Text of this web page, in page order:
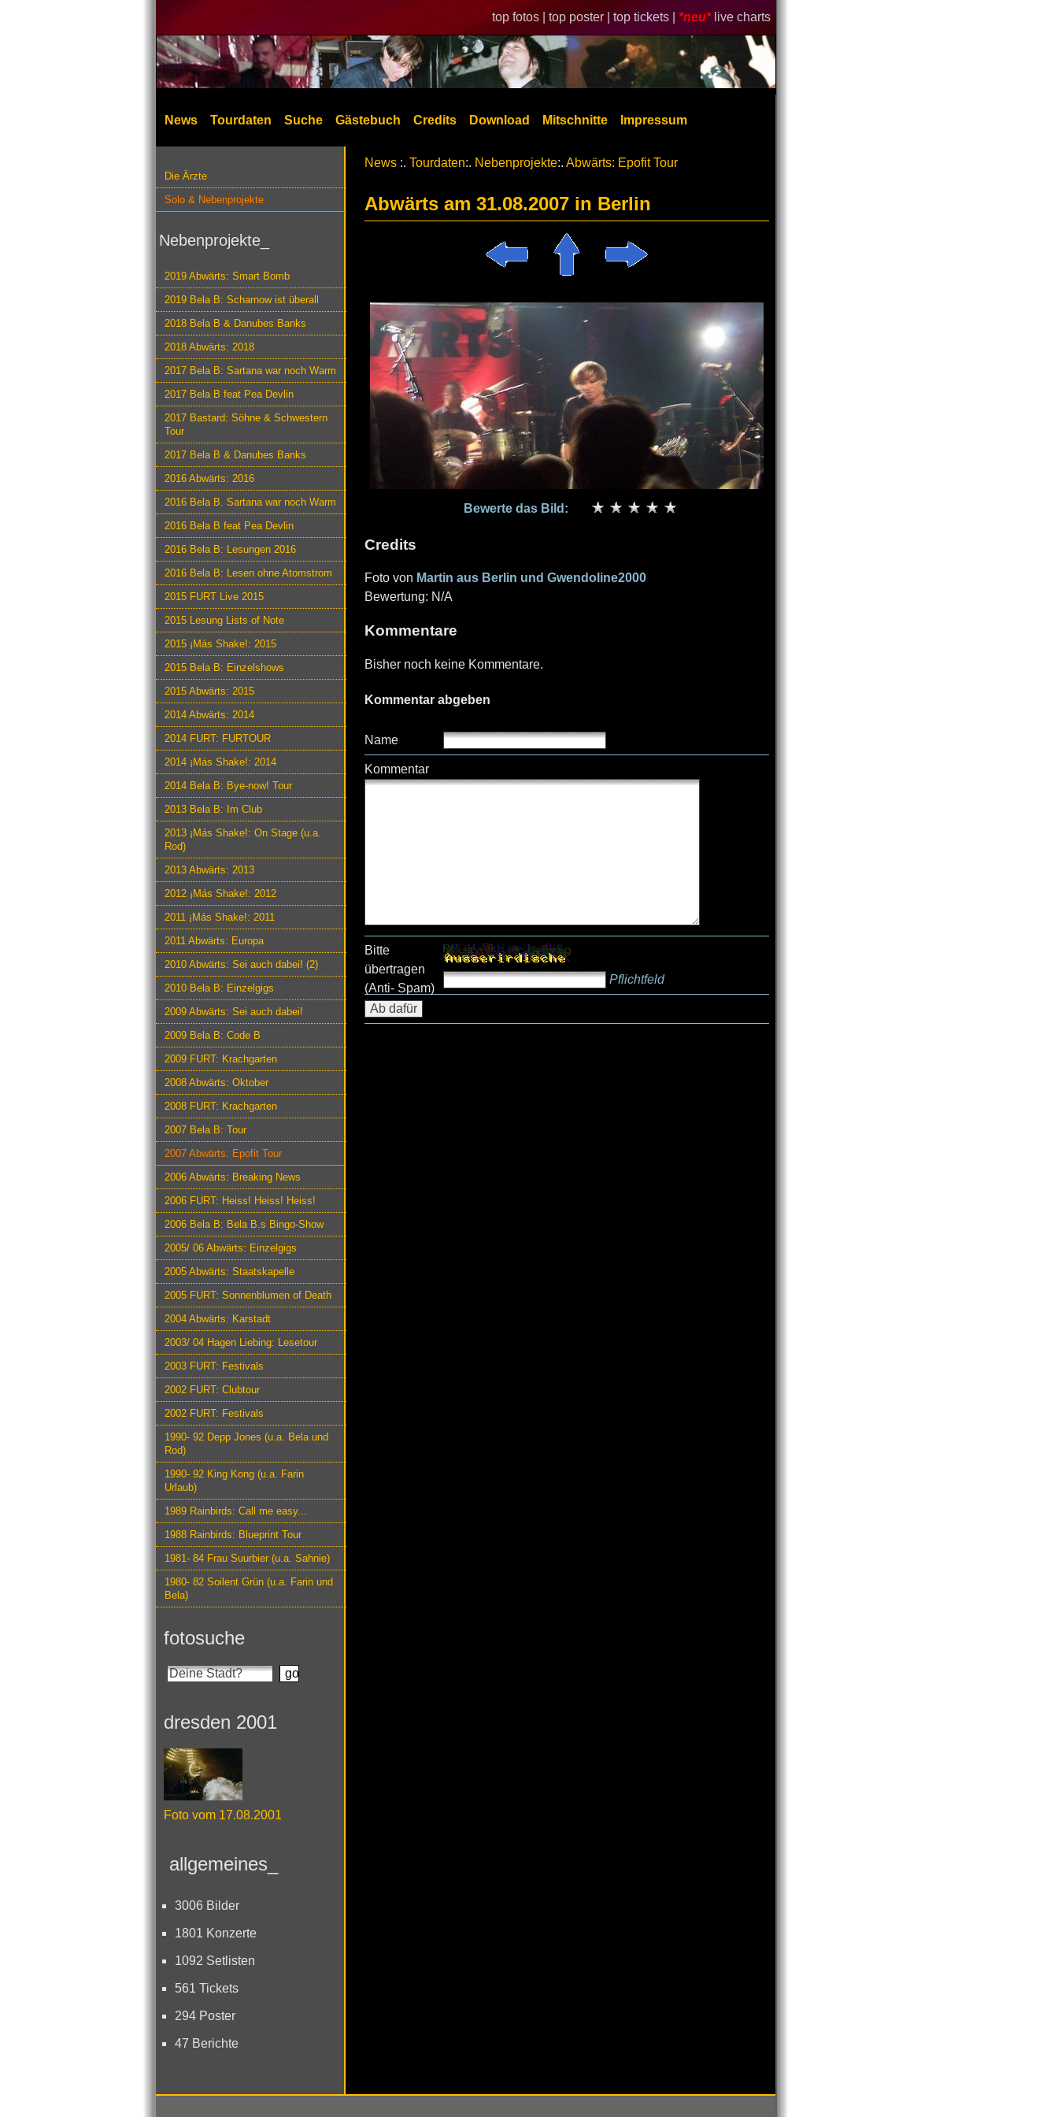
top fotos | top poster | top tickets | *neu* live charts
News Tourdaten Suche Gästebuch Credits Download Mitschnitte Impressum
Die Ärzte
Solo & Nebenprojekte
Nebenprojekte_
2019 Abwärts: Smart Bomb
2019 Bela B: Scharnow ist überall
2018 Bela B & Danubes Banks
2018 Abwärts: 2018
2017 Bela B: Sartana war noch Warm
2017 Bela B feat Pea Devlin
2017 Bastard: Söhne & Schwestern
Tour
2017 Bela B & Danubes Banks
2016 Abwärts: 2016
2016 Bela B. Sartana war noch Warm
2016 Bela B feat Pea Devlin
2016 Bela B: Lesungen 2016
2016 Bela B: Lesen ohne Atomstrom
2015 FURT Live 2015
2015 Lesung Lists of Note
2015 ¡Más Shake!: 2015
2015 Bela B: Einzelshows
2015 Abwärts: 2015
2014 Abwärts: 2014
2014 FURT: FURTOUR
2014 ¡Más Shake!: 2014
2014 Bela B: Bye-now! Tour
2013 Bela B: Im Club
2013 ¡Más Shake!: On Stage (u.a.
Rod)
2013 Abwärts: 2013
2012 ¡Más Shake!: 2012
2011 ¡Más Shake!: 2011
2011 Abwärts: Europa
2010 Abwärts: Sei auch dabei! (2)
2010 Bela B: Einzelgigs
2009 Abwärts: Sei auch dabei!
2009 Bela B: Code B
2009 FURT: Krachgarten
2008 Abwärts: Oktober
2008 FURT: Krachgarten
2007 Bela B: Tour
2007 Abwärts: Epofit Tour
2006 Abwärts: Breaking News
2006 FURT: Heiss! Heiss! Heiss!
2006 Bela B: Bela B.s Bingo-Show
2005/ 06 Abwärts: Einzelgigs
2005 Abwärts: Staatskapelle
2005 FURT: Sonnenblumen of Death
2004 Abwärts: Karstadt
2003/ 04 Hagen Liebing: Lesetour
2003 FURT: Festivals
2002 FURT: Clubtour
2002 FURT: Festivals
1990- 92 Depp Jones (u.a. Bela und
Rod)
1990- 92 King Kong (u.a. Farin
Urlaub)
1989 Rainbirds: Call me easy...
1988 Rainbirds: Blueprint Tour
1981- 84 Frau Suurbier (u.a. Sahnie)
1980- 82 Soilent Grün (u.a. Farin und
Bela)
fotosuche
dresden 2001
Foto vom 17.08.2001
allgemeines_
3006 Bilder
1801 Konzerte
1092 Setlisten
561 Tickets
294 Poster
47 Berichte
News :. Tourdaten:. Nebenprojekte:. Abwärts: Epofit Tour
Abwärts am 31.08.2007 in Berlin
Bewerte das Bild:
Credits
Foto von Martin aus Berlin und Gwendoline2000
Bewertung: N/A
Kommentare
Bisher noch keine Kommentare.
Kommentar abgeben
Name
Kommentar
Bitte
übertragen
(Anti- Spam)
Pflichtfeld